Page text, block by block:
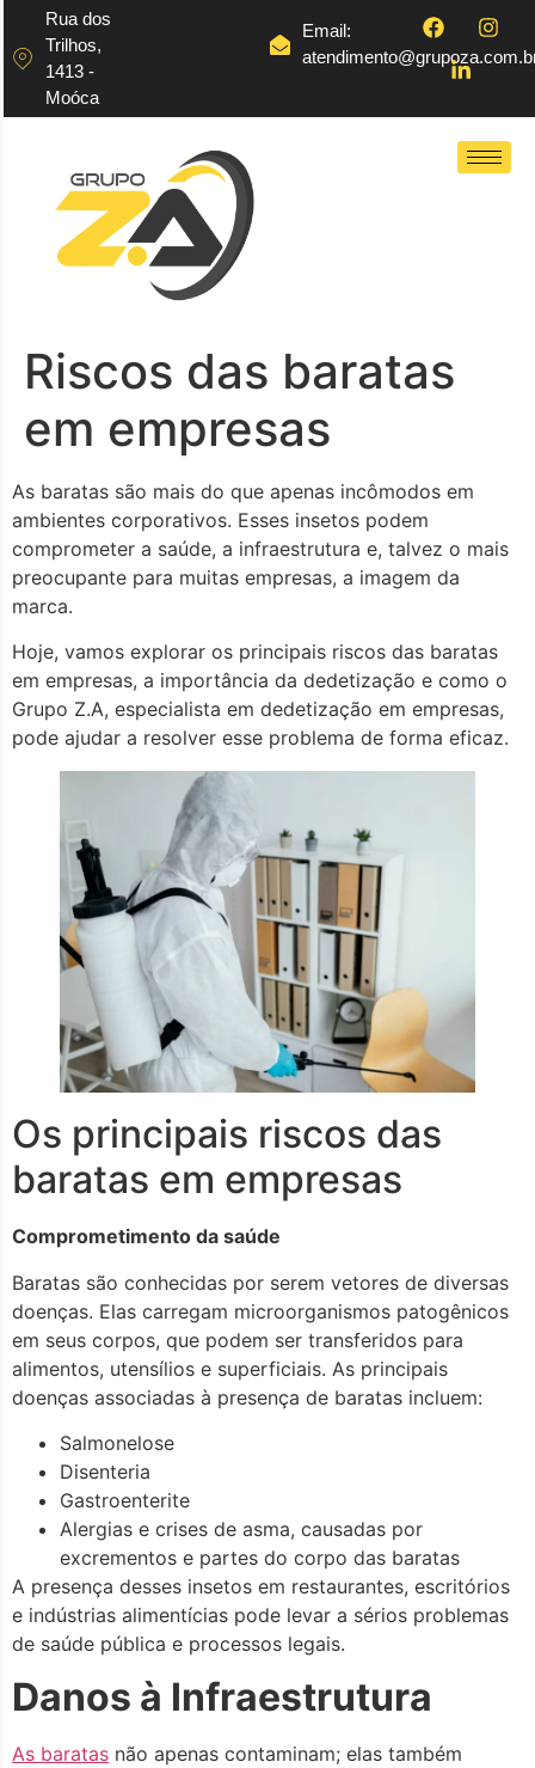
Rua dos
Trilhos,
1413 -
Moóca
Email:
Riscos das baratas
em empresas
As baratas são mais do que apenas incômodos em
ambientes corporativos. Esses insetos podem
comprometer a saúde, a infraestrutura e, talvez o mais
preocupante para muitas empresas, a imagem da
marca.
Hoje, vamos explorar os principais riscos das baratas
em empresas, a importância da dedetização e como o
Grupo Z.A, especialista em dedetização em empresas,
pode ajudar a resolver esse problema de forma eficaz.
Os principais riscos das
baratas em empresas
Comprometimento da saúde
Baratas são conhecidas por serem vetores de diversas
doenças. Elas carregam microorganismos patogênicos
em seus corpos, que podem ser transferidos para
alimentos, utensílios e superficiais. As principais
doenças associadas à presença de baratas incluem:
Salmonelose
Disenteria
Gastroenterite
Alergias e crises de asma, causadas por
excrementos e partes do corpo das baratas
A presença desses insetos em restaurantes, escritórios
e indústrias alimentícias pode levar a sérios problemas
de saúde pública e processos legais.
Danos à Infraestrutura
As baratas não apenas contaminam; elas também